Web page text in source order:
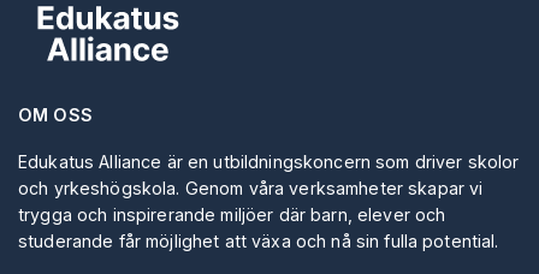
OM OSS
Edukatus Alliance är en utbildningskoncern som driver skolor
och yrkeshögskola. Genom våra verksamheter skapar vi
trygga och inspirerande miljöer där barn, elever och
studerande får möjlighet att växa och nå sin fulla potential.